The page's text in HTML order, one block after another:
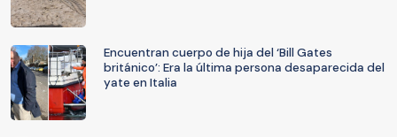
Encuentran cuerpo de hija del ‘Bill Gates
británico’: Era la última persona desaparecida del
yate en Italia